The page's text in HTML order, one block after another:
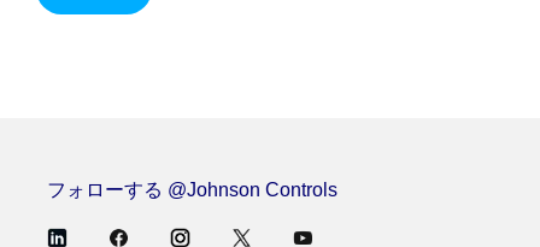
フォローする @Johnson Controls